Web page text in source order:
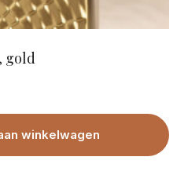
gold
winkelwagen